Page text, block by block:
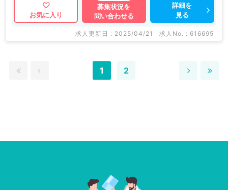
お気に入り
募集状況を
問い合わせる
詳細を
見る
求人更新日 : 2025/04/21 求人No. : 616695
1 2